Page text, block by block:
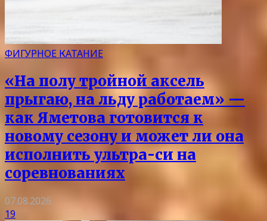
ФИГУРНОЕ КАТАНИЕ
«На полу тройной аксель
прыгаю, на льду работаем» —
как Яметова готовится к
новому сезону и может ли она
исполнить ультра-си на
соревнованиях
07.08.2026
19